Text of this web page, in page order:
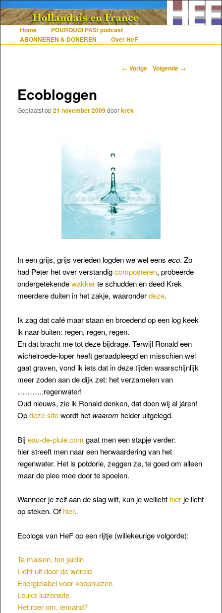
De gezelligste website voor Nederlanders die iets met Frankrijk hebben
HoofdmenuSpring naar de primaire inhoud
Spring naar de secundaire inhoud
Home
POURQUOI PAS! podcast
ABONNEREN & DONEREN
Over HeF
Berichtnavigatie
← Vorige Volgende →
Ecobloggen
Geplaatst op21 november 2009doorkrek
In een grijs, grijs verleden logden we wel eens eco. Zo
had Peter het over verstandigcomposteren, probeerde
ondergetekendewakkerte schudden en deed Krek
meerdere duiten in het zakje, waaronderdeze.
Ik zag dat café maar staan en broedend op een log keek
ik naar buiten: regen, regen, regen.
En dat bracht me tot deze bijdrage. Terwijl Ronald een
wichelroede-loper heeft geraadpleegd en misschien wel
gaat graven, vond ik iets dat in deze tijden waarschijnlijk
meer zoden aan de dijk zet: het verzamelen van
………..regenwater!
Oud nieuws, zie ik Ronald denken, dat doen wij al járen!
Opdeze sitewordt het waarom helder uitgelegd.
Bij eau-de-pluie.com gaat men een stapje verder:
hier streeft men naar een herwaardering van het
regenwater. Het is potdorie, zeggen ze, te goed om alleen
maar de plee mee door te spoelen.
Wanneer je zelf aan de slag wilt, kun je wellicht hierje licht
op steken. Of hier.
Ecologs van HeF op een rijtje (willekeurige volgorde):
Ta maison, ton jardin
Licht uit door de wereld
Energielabel voor koophuizen
Leuke luizensite
Het roer om, iemand?